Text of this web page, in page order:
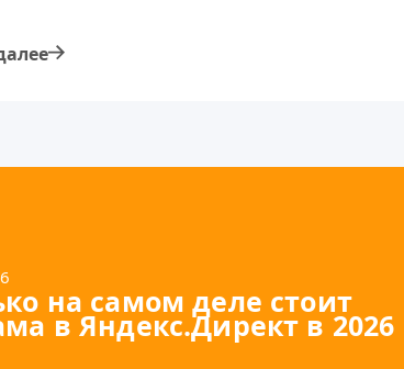
на самом деле стоит
в Яндекс.Директ в 2026